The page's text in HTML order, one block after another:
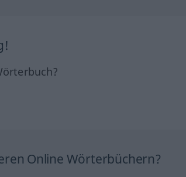
Online Wörterbüchern?